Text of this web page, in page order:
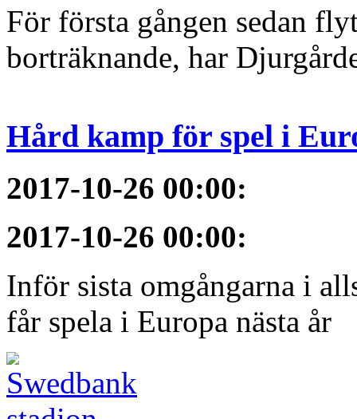
För första gången sedan
borträknande, har
Hård kamp för spel i
2017-10-26 00:00:
2017-10-26 00:00:
Inför sista omgångarna i
får spela i Europa nästa år